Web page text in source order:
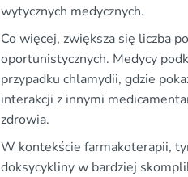
wytycznych medycznych.
Co więcej, zwiększa się liczba
oportunistycznych. Medycy
przypadku chlamydii, gdzie
interakcji z innymi
zdrowia.
W kontekście farmakoterapii,
doksycykliny w bardziej